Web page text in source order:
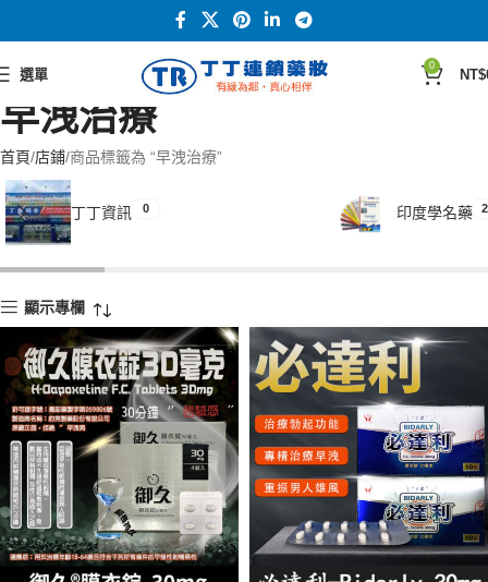
選單
0
NT$
早洩治療
首頁 店鋪 商品標籤為 “早洩治療”
丁丁資訊 0 印度學名藥
顯示專欄